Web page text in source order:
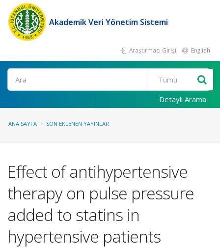
Akademik Veri Yönetim Sistemi
Araştırmacı Girişi English
Ara
Detaylı Arama
ANA SAYFA SON EKLENEN YAYINLAR
Effect of antihypertensive
therapy on pulse pressure
added to statins in
hypertensive patients